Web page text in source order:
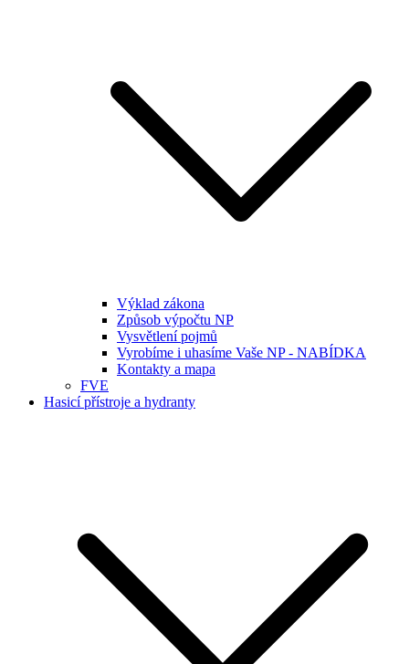
Výklad zákona
Způsob výpočtu NP
Vysvětlení pojmů
Vyrobíme i uhasíme Vaše NP - NABÍDKA
Kontakty a mapa
FVE
Hasicí přístroje a hydranty